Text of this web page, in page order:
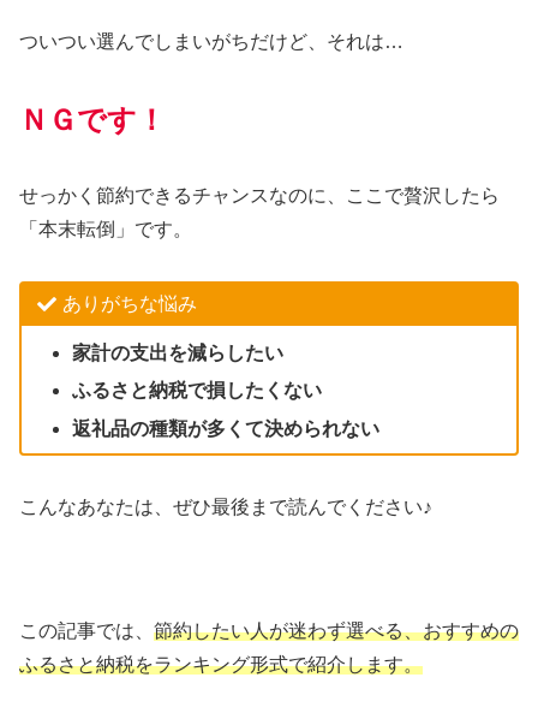
ついつい選んでしまいがちだけど、それは…
ＮＧです！
せっかく節約できるチャンスなのに、ここで贅沢したら
「本末転倒」です。
ありがちな悩み
家計の支出を減らしたい
ふるさと納税で損したくない
返礼品の種類が多くて決められない
こんなあなたは、ぜひ最後まで読んでください♪
この記事では、 節約したい人が迷わず選べる、おすすめの
ふるさと納税をランキング形式で紹介します。